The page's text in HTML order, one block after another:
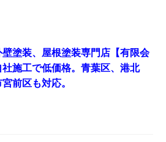
塗装、屋根塗装専門店【有限会
施工で低価格。青葉区、港北
前区も対応。